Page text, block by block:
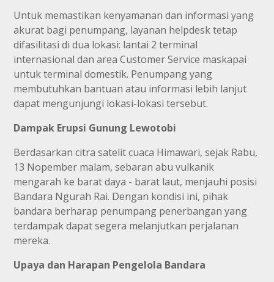
Untuk memastikan kenyamanan dan informasi yang
akurat bagi penumpang, layanan helpdesk tetap
difasilitasi di dua lokasi: lantai 2 terminal
internasional dan area Customer Service maskapai
untuk terminal domestik. Penumpang yang
membutuhkan bantuan atau informasi lebih lanjut
dapat mengunjungi lokasi-lokasi tersebut.
Dampak Erupsi Gunung Lewotobi
Berdasarkan citra satelit cuaca Himawari, sejak Rabu,
13 Nopember malam, sebaran abu vulkanik
mengarah ke barat daya - barat laut, menjauhi posisi
Bandara Ngurah Rai. Dengan kondisi ini, pihak
bandara berharap penumpang penerbangan yang
terdampak dapat segera melanjutkan perjalanan
mereka.
Upaya dan Harapan Pengelola Bandara